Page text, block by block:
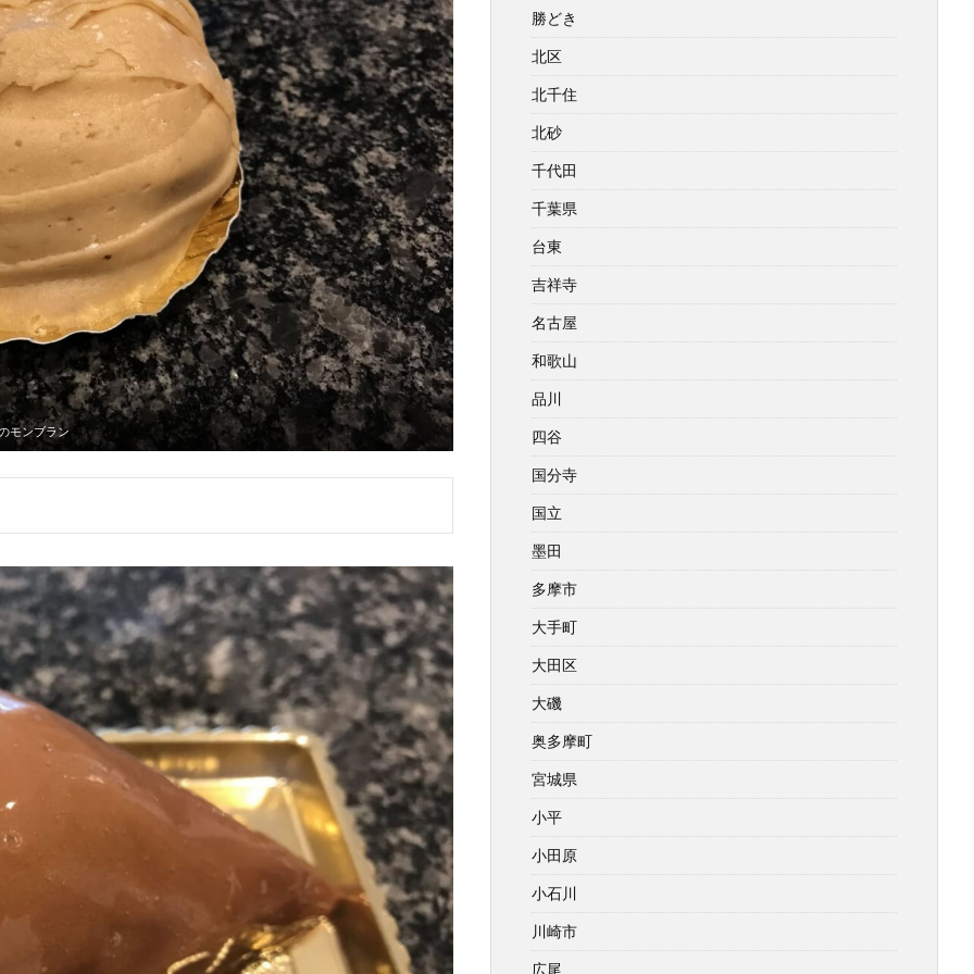
モンブラン
勝どき
北区
北千住
北砂
千代田
千葉県
台東
吉祥寺
名古屋
和歌山
品川
四谷
国分寺
国立
墨田
多摩市
大手町
大田区
大磯
奥多摩町
宮城県
小平
小田原
小石川
川崎市
広尾